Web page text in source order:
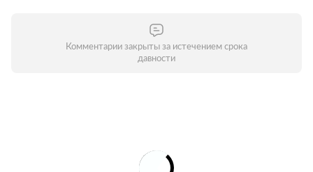
Комментарии закрыты за истечением срока
давности